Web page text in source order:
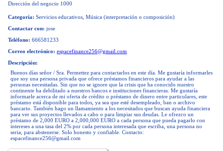
Dirección del negocio 1000
Categoría: Servicios educativos, Música (interpretación o composición)
Contactar con: jose
Teléfono: 666581233
Correo electrónico: espacefinance256@gmail.com
Descripción:
Buenos días señor / Sra. Permettez para contactarlos en este día. Me gustaría informarles
que soy una persona privada que ofrece préstamos financieros para ayudar a las
personas necesitadas. Sin que no se ignore que la crisis que ha conocido nuestro
continente ha debilitado a nuestros bancos e instituciones financieras. Me gustaría
informarle acerca de mi oferta de crédito o préstamo de dinero entre particulares, este
préstamo está disponible para todos, ya sea que esté desempleado, ban o archivo
bancario. También hago un llamamiento a los necesitados que buscan ayuda financiera
para ver sus proyectos llevados a cabo o para limpiar sus deudas. Le ofrezco un
préstamo de 2,000 EURO a 2,000,000 EURO a cada persona que pueda pagarlo con
intereses a una tasa del 2% por cada persona interesada que escriba, una persona no
seria, para abstenerse. Solo honesto y confiable. Contacto:
espacefinance256@gmail.com